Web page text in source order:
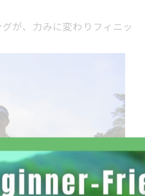
が、力みに変わりフィニッ